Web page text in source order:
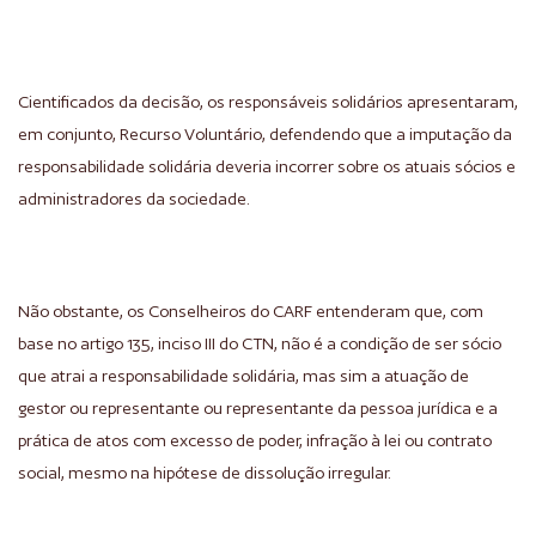
Cientificados da decisão, os responsáveis solidários apresentaram,
em conjunto, Recurso Voluntário, defendendo que a imputação da
responsabilidade solidária deveria incorrer sobre os atuais sócios e
administradores da sociedade.
Não obstante, os Conselheiros do CARF entenderam que, com
base no artigo 135, inciso III do CTN, não é a condição de ser sócio
que atrai a responsabilidade solidária, mas sim a atuação de
gestor ou representante ou representante da pessoa jurídica e a
prática de atos com excesso de poder, infração à lei ou contrato
social, mesmo na hipótese de dissolução irregular.